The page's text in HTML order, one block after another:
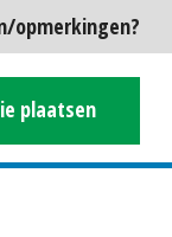
opmerkingen?
plaatsen